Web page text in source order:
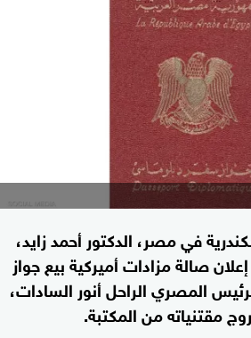
في مصر، الدكتور أحمد زايد،
صالة مزادات أميركية بيع جواز
المصري الراحل أنور السادات،
مقتنياته من المكتبة.